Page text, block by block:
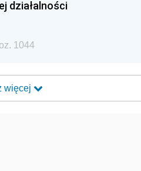
działalności
1044
więcej